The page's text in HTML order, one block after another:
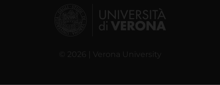
© 2026 | Verona University